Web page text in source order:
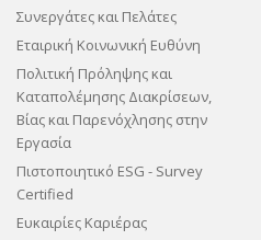
Συνεργάτες και Πελάτες
Εταιρική Κοινωνική Ευθύνη
Πολιτική Πρόληψης και
Καταπολέμησης Διακρίσεων,
Βίας και Παρενόχλησης στην
Εργασία
Πιστοποιητικό ESG - Survey
Certified
Ευκαιρίες Καριέρας